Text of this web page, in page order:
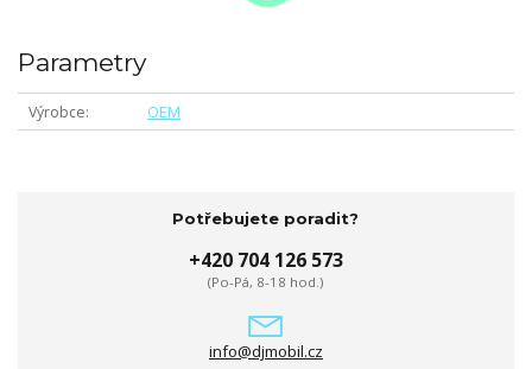
Parametry
Výrobce OEM
Potřebujete poradit?
+420 704 126 573
(Po-Pá, 8-18 hod.)
info@djmobil.cz